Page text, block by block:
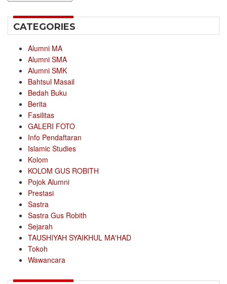
CATEGORIES
Alumni MA
Alumni SMA
Alumni SMK
Bahtsul Masail
Bedah Buku
Berita
Fasilitas
GALERI FOTO
Info Pendaftaran
Islamic Studies
Kolom
KOLOM GUS ROBITH
Pojok Alumni
Prestasi
Sastra
Sastra Gus Robith
Sejarah
TAUSHIYAH SYAIKHUL MA'HAD
Tokoh
Wawancara